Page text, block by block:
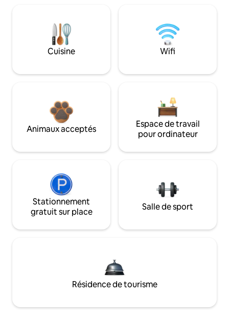
Cuisine Wifi
Animaux acceptés
Espace de travail
pour ordinateur
Stationnement
gratuit sur place
Salle de sport
Résidence de tourisme